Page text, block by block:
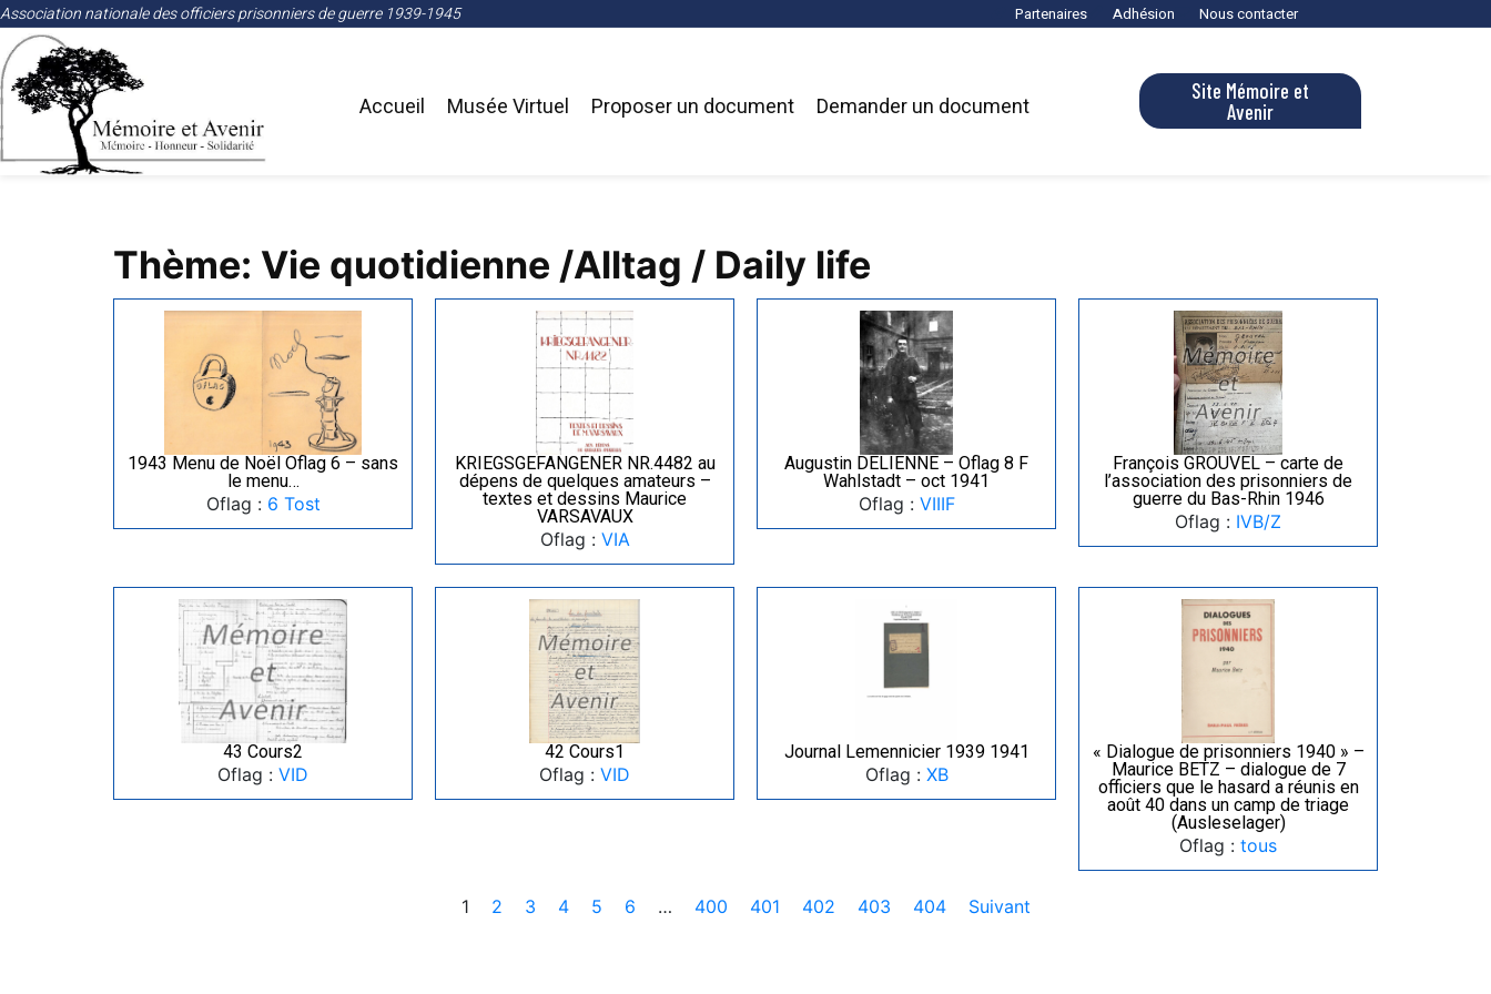
Association nationale des officiers prisonniers de guerre 1939-1945 Partenaires Adhésion Nous contacter
Accueil Musée Virtuel Proposer un document Demander un document
Site Mémoire et
Avenir
Thème: Vie quotidienne /Alltag / Daily life
1943 Menu de Noël Oflag 6 – sans
le menu…
Oflag : 6 Tost
KRIEGSGEFANGENER NR.4482 au
dépens de quelques amateurs –
textes et dessins Maurice
VARSAVAUX
Oflag : VIA
Augustin DELIENNE – Oflag 8 F
Wahlstadt – oct 1941
Oflag : VIIIF
François GROUVEL – carte de
l’association des prisonniers de
guerre du Bas-Rhin 1946
Oflag : IVB/Z
43 Cours2
Oflag : VID
42 Cours1
Oflag : VID
Journal Lemennicier 1939 1941
Oflag : XB
« Dialogue de prisonniers 1940 » –
Maurice BETZ – dialogue de 7
officiers que le hasard a réunis en
août 40 dans un camp de triage
(Ausleselager)
Oflag : tous
1 2 3 4 5 6 … 400 401 402 403 404 Suivant